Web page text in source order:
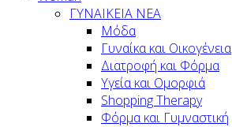
ΓΥΝΑΙΚΕΙΑ ΝΕΑ
Μόδα
Γυναίκα και Οικογένεια
Διατροφή και Φόρμα
Υγεία και Ομορφιά
Shopping Therapy
Φόρμα και Γυμναστική